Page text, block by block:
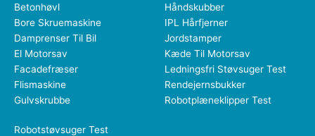
Betonhøvl
Bore Skruemaskine
Damprenser Til Bil
El Motorsav
Facadefræser
Flismaskine
Gulvskrubbe
Håndskubber
IPL Hårfjerner
Jordstamper
Kæde Til Motorsav
Ledningsfri Støvsuger Test
Rendejernsbukker
Robotplæneklipper Test
Robotstøvsuger Test